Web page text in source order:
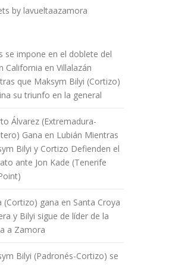
by lavueltaazamora
se impone en el doblete del
California en Villalazán
que Maksym Bilyi (Cortizo)
su triunfo en la general
Álvarez (Extremadura-
Gana en Lubián Mientras
Bilyi y Cortizo Defienden el
ante Jon Kade (Tenerife
(Cortizo) gana en Santa Croya
y Bilyi sigue de líder de la
a Zamora
Bilyi (Padronés-Cortizo) se